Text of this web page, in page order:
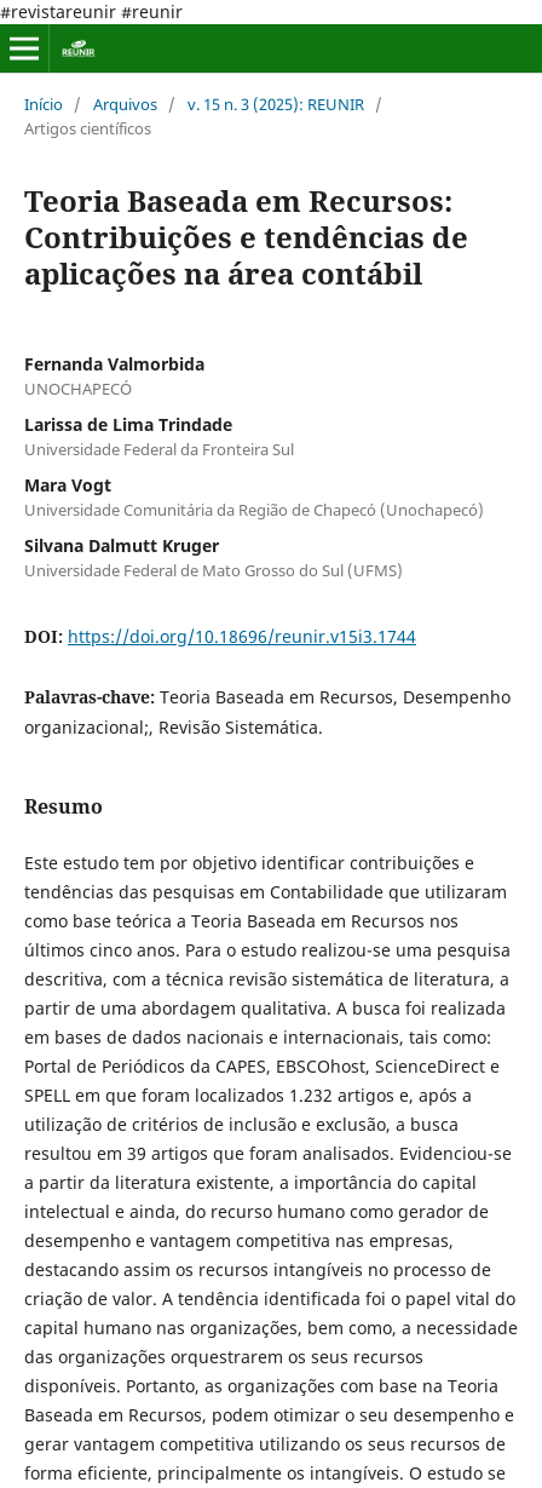
#revistareunir #reunir
Início / Arquivos / v. 15 n. 3 (2025): REUNIR /
Artigos científicos
Teoria Baseada em Recursos:
Contribuições e tendências de
aplicações na área contábil
Fernanda Valmorbida
UNOCHAPECÓ
Larissa de Lima Trindade
Universidade Federal da Fronteira Sul
Mara Vogt
Universidade Comunitária da Região de Chapecó (Unochapecó)
Silvana Dalmutt Kruger
Universidade Federal de Mato Grosso do Sul (UFMS)
DOI: https://doi.org/10.18696/reunir.v15i3.1744
Palavras-chave: Teoria Baseada em Recursos, Desempenho
organizacional;, Revisão Sistemática.
Resumo
Este estudo tem por objetivo identificar contribuições e
tendências das pesquisas em Contabilidade que utilizaram
como base teórica a Teoria Baseada em Recursos nos
últimos cinco anos. Para o estudo realizou-se uma pesquisa
descritiva, com a técnica revisão sistemática de literatura, a
partir de uma abordagem qualitativa. A busca foi realizada
em bases de dados nacionais e internacionais, tais como:
Portal de Periódicos da CAPES, EBSCOhost, ScienceDirect e
SPELL em que foram localizados 1.232 artigos e, após a
utilização de critérios de inclusão e exclusão, a busca
resultou em 39 artigos que foram analisados. Evidenciou-se
a partir da literatura existente, a importância do capital
intelectual e ainda, do recurso humano como gerador de
desempenho e vantagem competitiva nas empresas,
destacando assim os recursos intangíveis no processo de
criação de valor. A tendência identificada foi o papel vital do
capital humano nas organizações, bem como, a necessidade
das organizações orquestrarem os seus recursos
disponíveis. Portanto, as organizações com base na Teoria
Baseada em Recursos, podem otimizar o seu desempenho e
gerar vantagem competitiva utilizando os seus recursos de
forma eficiente, principalmente os intangíveis. O estudo se